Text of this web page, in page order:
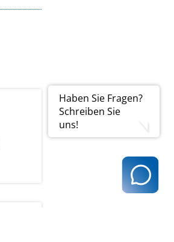
Haben Sie Fragen?
Schreiben Sie
uns!